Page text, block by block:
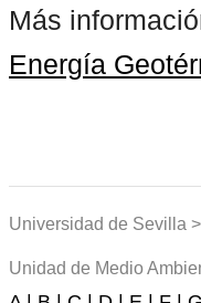
Más
Energía
Universidad de Sevilla
Unidad de Medio